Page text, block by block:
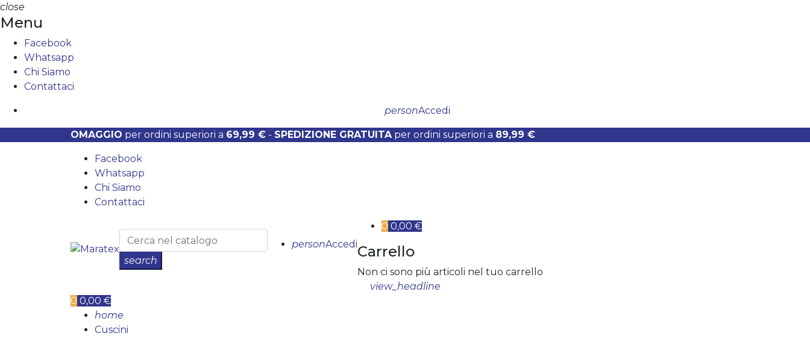
close
Menu
Facebook
Whatsapp
Chi Siamo
Contattaci
personAccedi
OMAGGIO per ordini superiori a 69,99 € - SPEDIZIONE GRATUITAper ordini superiori a 89,99 €
Facebook
Whatsapp
Chi Siamo
Contattaci
search
personAccedi
0 0,00 €
Carrello
Non ci sono più articoli nel tuo carrello
view_headline
0 0,00 €
home
Cuscini